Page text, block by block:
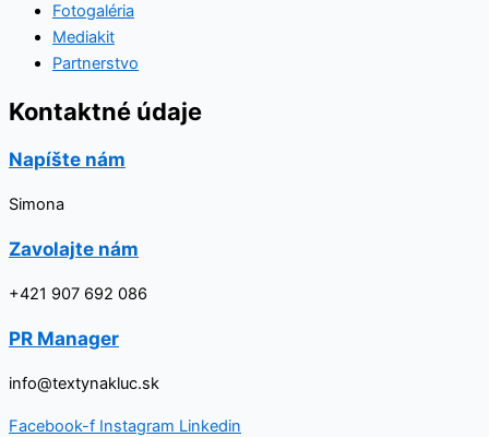
Fotogaléria
Mediakit
Partnerstvo
Kontaktné údaje
Napíšte nám
Simona
Zavolajte nám
+421 907 692 086
PR Manager
info@textynakluc.sk
Facebook-f Instagram Linkedin